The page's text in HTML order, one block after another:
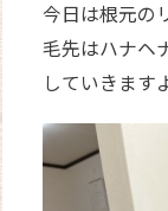
今日は根元の
毛先はハナヘ
していきます